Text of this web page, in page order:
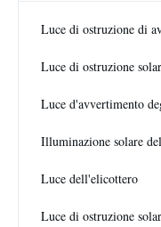
Luce d'avvertimento
Illuminazione solare
Luce dell'elicottero
Luce di ostruzione